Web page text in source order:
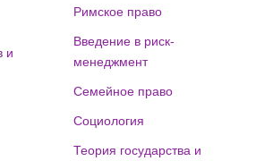
и
Римское право
Введение в риск-
менеджмент
Семейное право
Социология
Теория государства и